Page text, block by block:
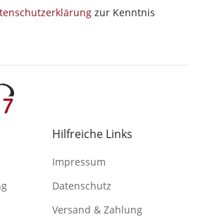
Hilfreiche Links
Impressum
Datenschutz
Versand & Zahlung
zur Kenntnis